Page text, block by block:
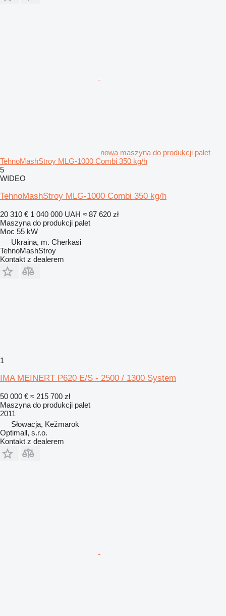
nowa maszyna do produkcji palet
TehnoMashStroy MLG-1000 Combi 350 kg/h
5
WIDEO
TehnoMashStroy MLG-1000 Combi 350 kg/h
20 310 € 1 040 000 UAH ≈ 87 620 zł
Maszyna do produkcji palet
Moc 55 kW
Ukraina, m. Cherkasi
TehnoMashStroy
Kontakt z dealerem
1
IMA MEINERT P620 E/S - 2500 / 1300 System
50 000 € ≈ 215 700 zł
Maszyna do produkcji palet
2011
Słowacja, Kežmarok
Optimall, s.r.o.
Kontakt z dealerem